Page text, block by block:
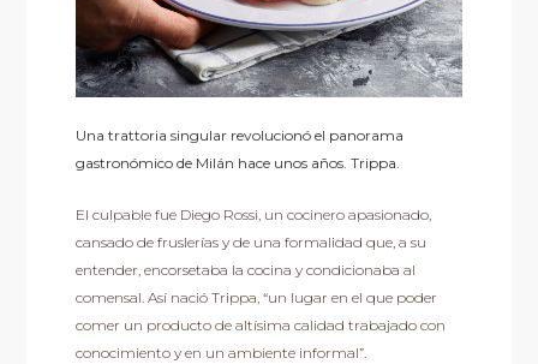
Una trattoria singular revolucionó el panorama
gastronómico de Milán hace unos años. Trippa.
El culpable fue Diego Rossi, un cocinero apasionado,
cansado de fruslerías y de una formalidad que, a su
entender, encorsetaba la cocina y condicionaba al
comensal. Así nació Trippa, “un lugar en el que poder
comer un producto de altísima calidad trabajado con
conocimiento y en un ambiente informal”.